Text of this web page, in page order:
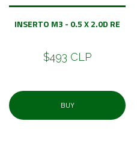
INSERTO M3 - 0.5 X 2.0D RE
$493 CLP
BUY